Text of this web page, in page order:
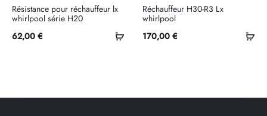
Ajouter
Résistance pour réchauffeur lx
whirlpool série H20
62,00 €
Réchauffeur H30-R3 Lx
whirlpool
170,00 €